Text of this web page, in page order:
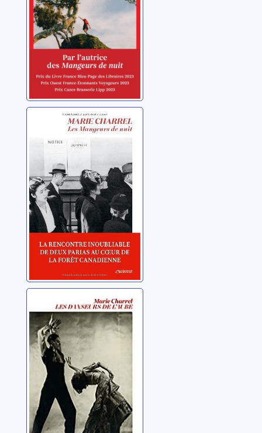
Les mangeurs
de nuits
Charrel, Marie
Les danseurs de
l'aube
Charrel, Marie